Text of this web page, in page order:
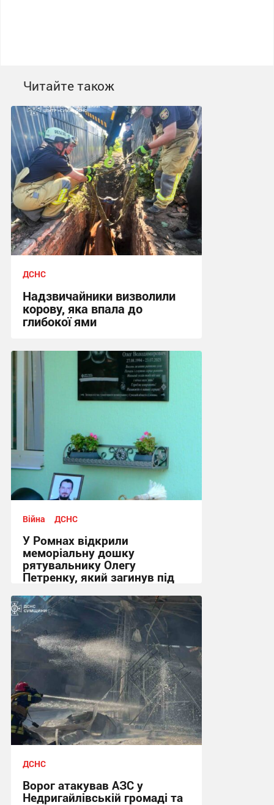
Читайте також
ДСНС
Надзвичайники визволили
корову, яка впала до
глибокої ями
Війна ДСНС
У Ромнах відкрили
меморіальну дошку
рятувальнику Олегу
Петренку, який загинув під
10:00, 24.07.2026
ДСНС
Ворог атакував АЗС у
Недригайлівській громаді та